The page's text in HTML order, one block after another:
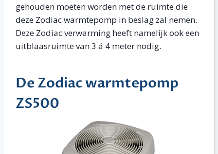
gehouden moeten worden met de ruimte die
deze Zodiac warmtepomp in beslag zal nemen.
Deze Zodiac verwarming heeft namelijk ook een
uitblaasruimte van 3 á 4 meter nodig.
De Zodiac warmtepomp
ZS500